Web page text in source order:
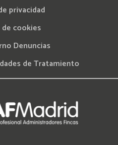
privacidad
cookies
Denuncias
de Tratamiento